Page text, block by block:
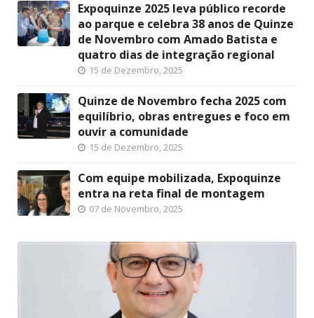
Expoquinze 2025 leva público recorde
ao parque e celebra 38 anos de Quinze
de Novembro com Amado Batista e
quatro dias de integração regional
15 de Dezembro, 2025
Quinze de Novembro fecha 2025 com
equilíbrio, obras entregues e foco em
ouvir a comunidade
15 de Dezembro, 2025
Com equipe mobilizada, Expoquinze
entra na reta final de montagem
07 de Novembro, 2025